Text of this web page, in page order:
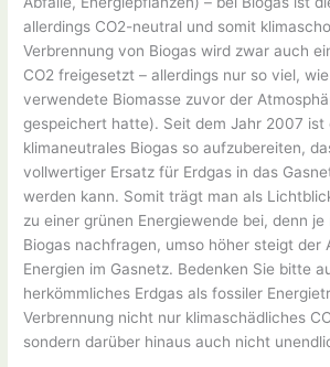
allerdings CO2-neutral und somit
Verbrennung von Biogas wird zwar auch
CO2 freigesetzt – allerdings nur so viel,
verwendete Biomasse zuvor der
gespeichert hatte). Seit dem Jahr 2007 ist
klimaneutrales Biogas so aufzubereiten,
vollwertiger Ersatz für Erdgas in das
werden kann. Somit trägt man als
zu einer grünen Energiewende bei, denn je
Biogas nachfragen, umso höher steigt der
Energien im Gasnetz. Bedenken Sie bitte
herkömmliches Erdgas als fossiler
Verbrennung nicht nur klimaschädliches
sondern darüber hinaus auch nicht